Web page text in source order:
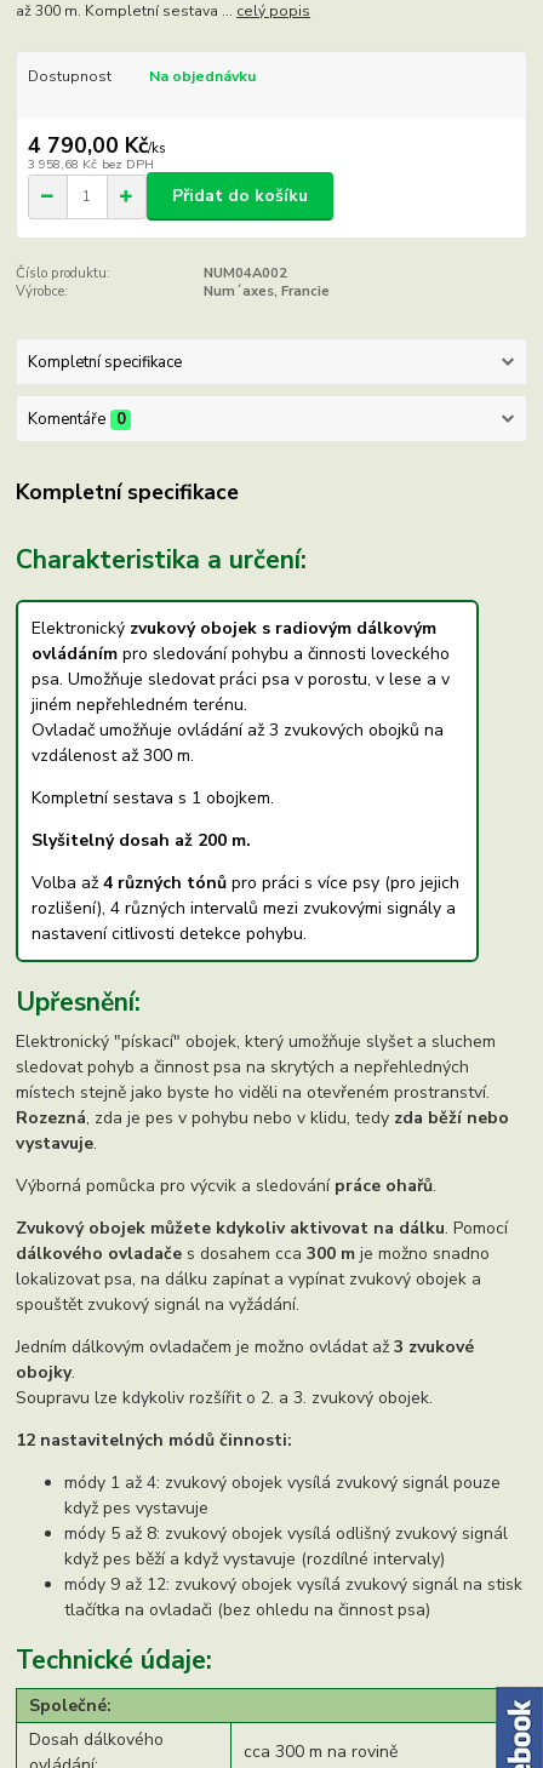
až 300 m. Kompletní sestava ... celý popis
Dostupnost Na objednávku
4 790,00 Kč/ks
3 958,68 Kč bez DPH
Přidat do košíku
Číslo produktu:
NUM04A002
Výrobce:
Num´axes, Francie
Kompletní specifikace
Komentáře 0
Kompletní specifikace
Charakteristika a určení:
Elektronický zvukový obojek s radiovým dálkovým
ovládáním pro sledování pohybu a činnosti loveckého
psa. Umožňuje sledovat práci psa v porostu, v lese a v
jiném nepřehledném terénu.
Ovladač umožňuje ovládání až 3 zvukových obojků na
vzdálenost až 300 m.
Kompletní sestava s 1 obojkem.
Slyšitelný dosah až 200 m.
Volba až4 různých tónů pro práci s více psy (pro jejich
rozlišení), 4 různých intervalů mezi zvukovými signály a
nastavení citlivosti detekce pohybu.
Upřesnění:
Elektronický "pískací" obojek, který umožňuje slyšet a sluchem
sledovat pohyb a činnost psa na skrytých a nepřehledných
místech stejně jako byste ho viděli na otevřeném prostranství.
Rozezná, zda je pes v pohybu nebo v klidu, tedy zda běží nebo
vystavuje.
Výborná pomůcka pro výcvik a sledování práce ohařů.
Zvukový obojek můžete kdykoliv aktivovat na dálku. Pomocí
dálkového ovladače s dosahem cca300 m je možno snadno
lokalizovat psa, na dálku zapínat a vypínat zvukový obojek a
spouštět zvukový signál na vyžádání.
Jedním dálkovým ovladačem je možno ovládat až3 zvukové
obojky.
Soupravu lze kdykoliv rozšířit o 2. a 3. zvukový obojek.
12 nastavitelných módů činnosti:
módy 1 až 4: zvukový obojek vysílá zvukový signál pouze
když pes vystavuje
módy 5 až 8: zvukový obojek vysílá odlišný zvukový signál
když pes běží a když vystavuje (rozdílné intervaly)
módy 9 až 12: zvukový obojek vysílá zvukový signál na stisk
tlačítka na ovladači (bez ohledu na činnost psa)
Technické údaje:
Společné:
Dosah dálkového
cca 300 m na rovině